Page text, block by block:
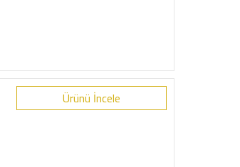
Ürünü İncele